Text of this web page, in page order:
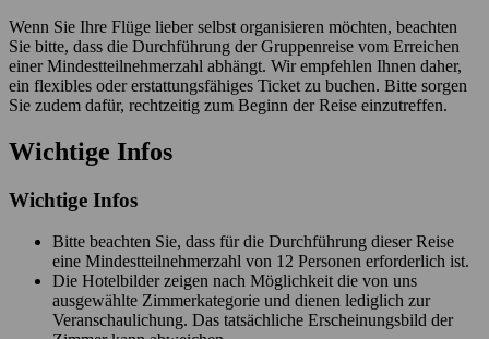
Wenn Sie Ihre Flüge lieber selbst organisieren möchten, beachten
Sie bitte, dass die Durchführung der Gruppenreise vom Erreichen
einer Mindestteilnehmerzahl abhängt. Wir empfehlen Ihnen daher,
ein flexibles oder erstattungsfähiges Ticket zu buchen. Bitte sorgen
Sie zudem dafür, rechtzeitig zum Beginn der Reise einzutreffen.
Wichtige Infos
Wichtige Infos
Bitte beachten Sie, dass für die Durchführung dieser Reise
eine Mindestteilnehmerzahl von 12 Personen erforderlich ist.
Die Hotelbilder zeigen nach Möglichkeit die von uns
ausgewählte Zimmerkategorie und dienen lediglich zur
Veranschaulichung. Das tatsächliche Erscheinungsbild der